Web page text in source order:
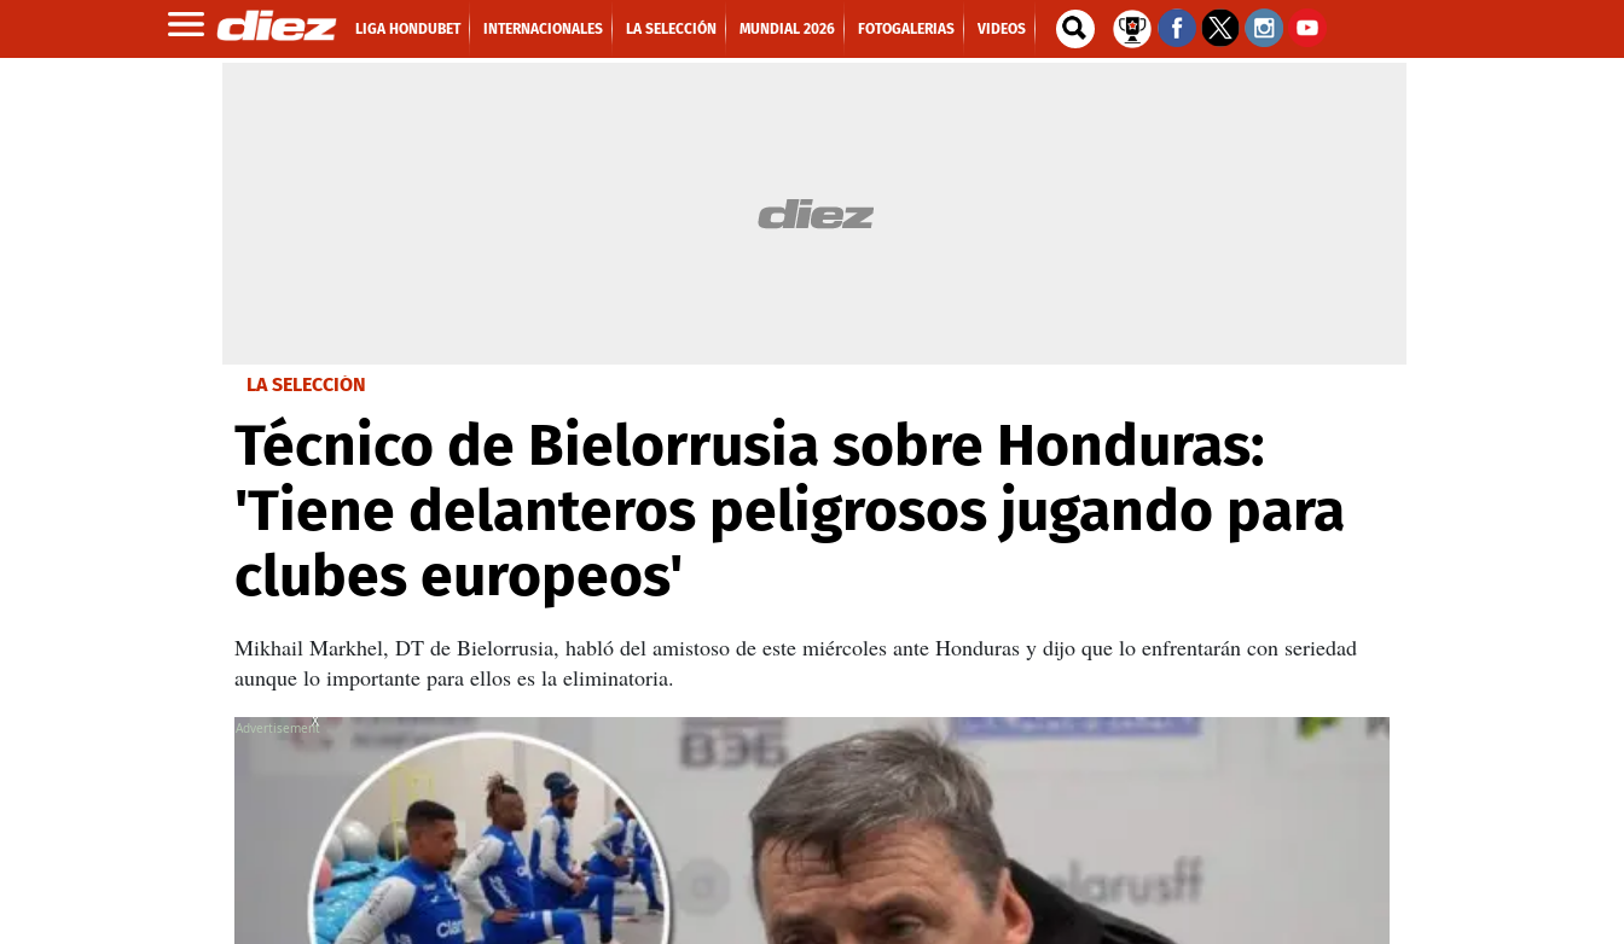
LIGA HONDUBET INTERNACIONALES LA SELECCIÓN MUNDIAL 2026 FOTOGALERIAS VIDEOS
LA SELECCIÓN
Técnico de Bielorrusia sobre Honduras:
'Tiene delanteros peligrosos jugando para
clubes europeos'
Mikhail Markhel, DT de Bielorrusia, habló del amistoso de este miércoles ante Honduras y dijo que lo enfrentarán con seriedad
aunque lo importante para ellos es la eliminatoria.
X